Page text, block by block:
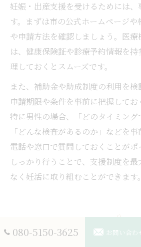
妊娠・出産支援を受けるためには
す。まずは市の公式ホームページ
や申請方法を確認しましょう。医
は、健康保険証や診療予約情報を
理しておくとスムーズです。
また、補助金や助成制度の利用を検
申請期限や条件を事前に把握してお
特に男性の場合、「どのタイミング
「どんな検査があるのか」などを
電話や窓口で質問しておくことがポ
しっかり行うことで、支援制度を
なく妊活に取り組むことができます。
080-5150-3625 お問い合わ